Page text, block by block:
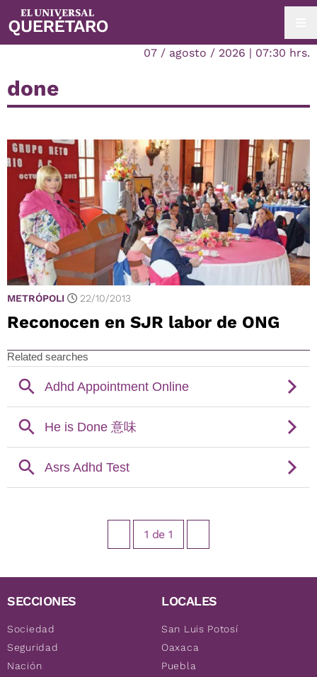
07 / agosto / 2026 | 07:30 hrs.
done
METRÓPOLI 22/10/2013
Reconocen en SJR labor de ONG
1 de 1
SECCIONES
Sociedad
Seguridad
Nación
LOCALES
San Luis Potosí
Oaxaca
Puebla